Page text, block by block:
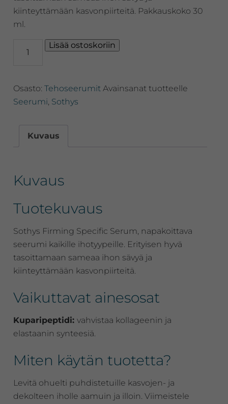
kiinteyttämään kasvonpiirteitä. Pakkauskoko 30
ml.
Firming
napakoittava
seerumi
määrä
Lisää ostoskoriin
Osasto: Tehoseerumit Avainsanat tuotteelle
Seerumi, Sothys
Kuvaus
Kuvaus
Tuotekuvaus
Sothys Firming Specific Serum, napakoittava
seerumi kaikille ihotyypeille. Erityisen hyvä
tasoittamaan sameaa ihon sävyä ja
kiinteyttämään kasvonpiirteitä.
Vaikuttavat ainesosat
Kuparipeptidi: vahvistaa kollageenin ja
elastaanin synteesiä.
Miten käytän tuotetta?
Levitä ohuelti puhdistetuille kasvojen- ja
dekolteen iholle aamuin ja illoin. Viimeistele